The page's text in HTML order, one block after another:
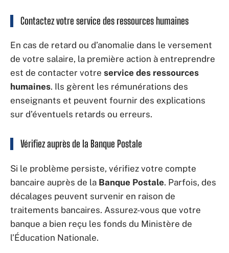
Contactez votre service des ressources humaines
En cas de retard ou d’anomalie dans le versement
de votre salaire, la première action à entreprendre
est de contacter votre service des ressources
humaines. Ils gèrent les rémunérations des
enseignants et peuvent fournir des explications
sur d’éventuels retards ou erreurs.
Vérifiez auprès de la Banque Postale
Si le problème persiste, vérifiez votre compte
bancaire auprès de la Banque Postale. Parfois, des
décalages peuvent survenir en raison de
traitements bancaires. Assurez-vous que votre
banque a bien reçu les fonds du Ministère de
l’Éducation Nationale.